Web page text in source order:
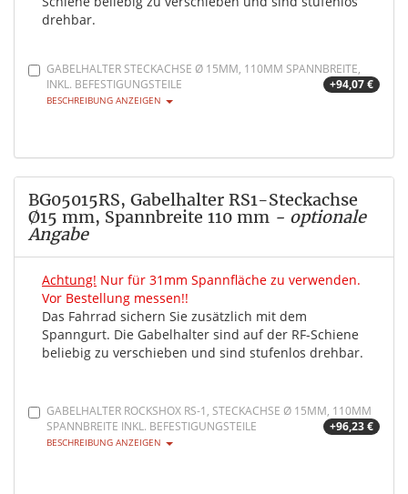
drehbar.
GABELHALTER STECKACHSE Ø 15MM, 110MM SPANNBREITE,
INKL. BEFESTIGUNGSTEILE
+94,07 €
BESCHREIBUNG ANZEIGEN
BG05015RS, Gabelhalter RS1-Steckachse
Ø15 mm, Spannbreite 110 mm - optionale
Angabe
Achtung! Nur für 31mm Spannfläche zu verwenden.
Vor Bestellung messen!!
Das Fahrrad sichern Sie zusätzlich mit dem
Spanngurt. Die Gabelhalter sind auf der RF-Schiene
beliebig zu verschieben und sind stufenlos drehbar.
GABELHALTER ROCKSHOX RS-1, STECKACHSE Ø 15MM, 110MM
SPANNBREITE INKL. BEFESTIGUNGSTEILE
+96,23 €
BESCHREIBUNG ANZEIGEN